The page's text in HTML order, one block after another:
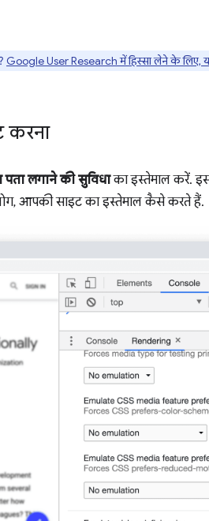
Google User Research में हिस्सा लेने के लिए,
करना
लगाने की सुविधाका इस्तेमाल करें.
आपकी साइट का इस्तेमाल कैसे करते हैं.